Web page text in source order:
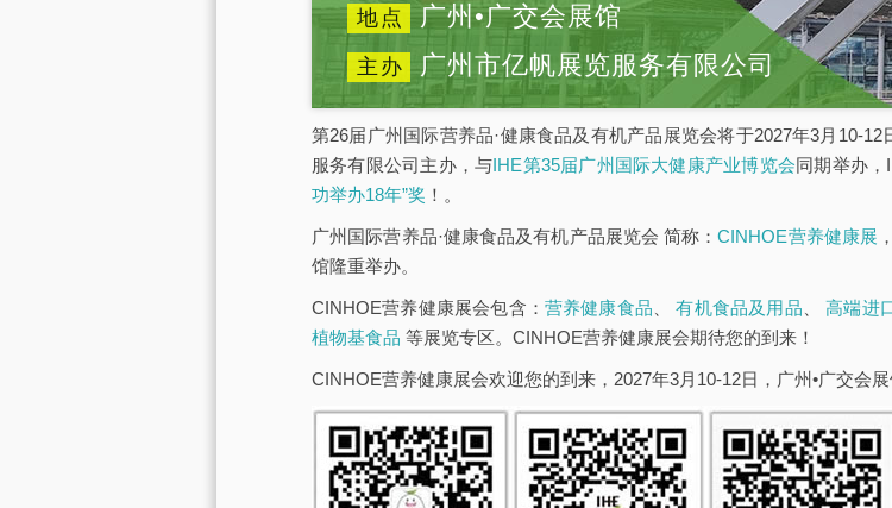
地点 广州•广交会展馆
主办 广州市亿帆展览服务有限公司
第26届广州国际营养品·健康食品及有机产品展览会将于2027年3月10-
服务有限公司主办，与IHE第35届广州国际大健康产业博览会同期举办，
功举办18年”奖 ！。
广州国际营养品·健康食品及有机产品展览会 简称：CINHOE营养健康展
馆隆重举办。
CINHOE营养健康展会包含： 营养健康食品 、有机食品及用品 、高端进
植物基食品 等展览专区。CINHOE营养健康展会期待您的到来！
CINHOE营养健康展会欢迎您的到来，2027年3月10-12日，广州•广交会